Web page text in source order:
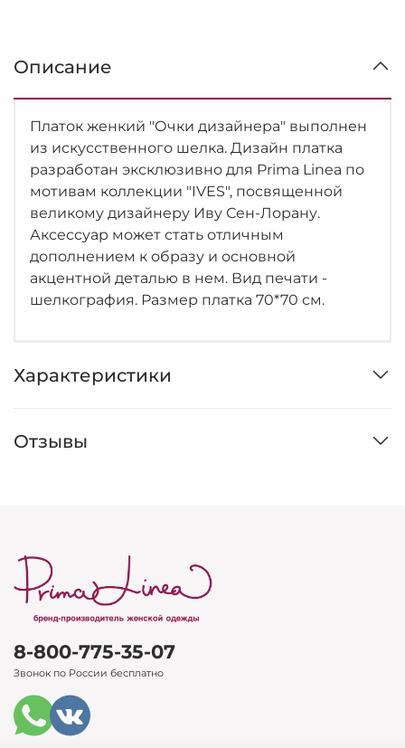
Описание
Платок женкий "Очки дизайнера" выполнен
из искусственного шелка. Дизайн платка
разработан эксклюзивно для Prima Linea по
мотивам коллекции "IVES", посвященной
великому дизайнеру Иву Сен-Лорану.
Аксессуар может стать отличным
дополнением к образу и основной
акцентной деталью в нем. Вид печати -
шелкография. Размер платка 70*70 см.
Характеристики
Отзывы
8-800-775-35-07
Звонок по России бесплатно